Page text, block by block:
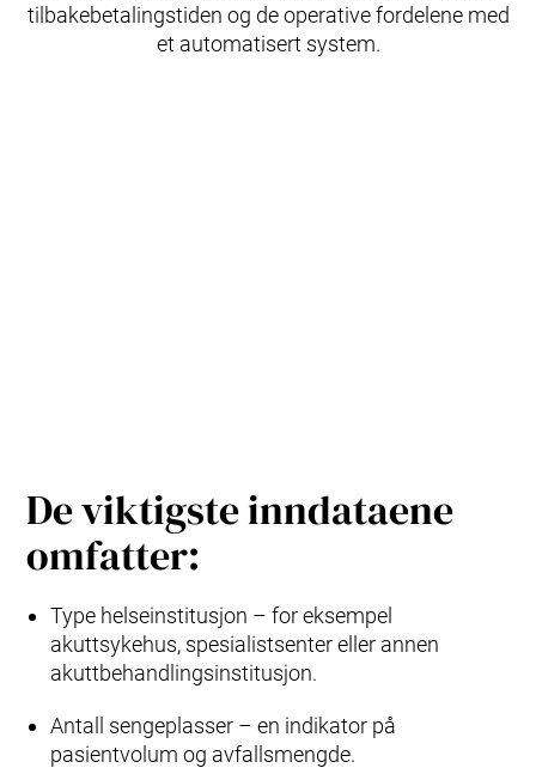
tilbakebetalingstiden og de operative fordelene med
et automatisert system.
De viktigste inndataene
omfatter:
Type helseinstitusjon – for eksempel
akuttsykehus, spesialistsenter eller annen
akuttbehandlingsinstitusjon.
Antall sengeplasser – en indikator på
pasientvolum og avfallsmengde.